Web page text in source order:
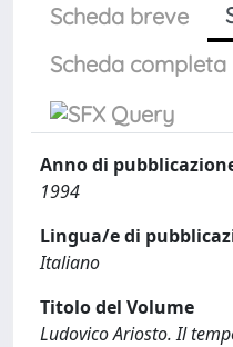
Scheda breve
Scheda completa
Anno di
1994
Lingua/e di
Italiano
Titolo del Volume
Ludovico Ariosto. Il